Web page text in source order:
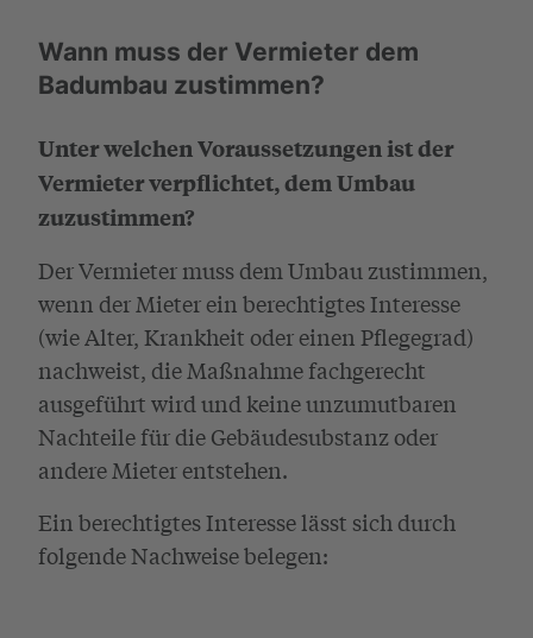
Wann muss der Vermieter dem
Badumbau zustimmen?
Unter welchen Voraussetzungen ist der
Vermieter verpflichtet, dem Umbau
zuzustimmen?
Der Vermieter muss dem Umbau zustimmen,
wenn der Mieter ein berechtigtes Interesse
(wie Alter, Krankheit oder einen Pflegegrad)
nachweist, die Maßnahme fachgerecht
ausgeführt wird und keine unzumutbaren
Nachteile für die Gebäudesubstanz oder
andere Mieter entstehen.
Ein berechtigtes Interesse lässt sich durch
folgende Nachweise belegen: